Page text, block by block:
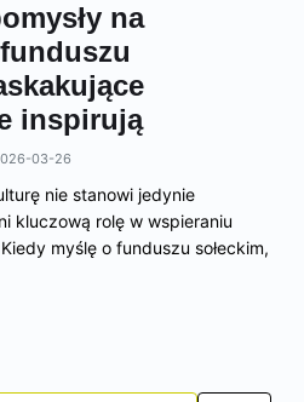
na
inspirują
03-26
nie stanowi jedynie
kluczową rolę w wspieraniu
myślę o funduszu sołeckim,